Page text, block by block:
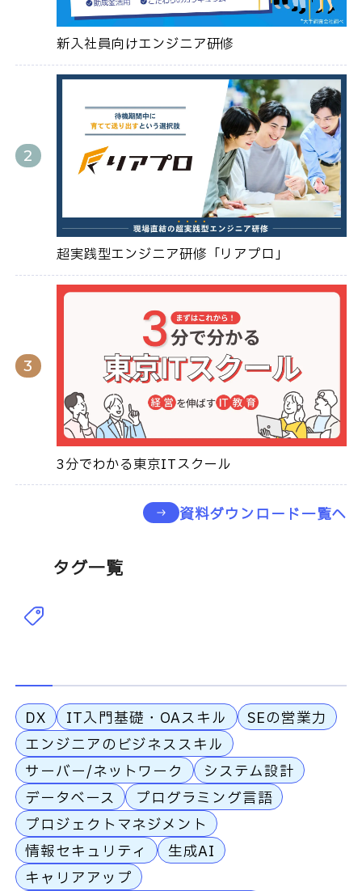
新入社員向けエンジニア研修
超実践型エンジニア研修「リアプロ」
3分でわかる東京ITスクール
資料ダウンロード一覧へ
タグ一覧
DX IT入門基礎・OAスキル
SEの営業力
エンジニアのビジネススキル
サーバー/ネットワーク
システム設計
データベース
プログラミング言語
プロジェクトマネジメント
情報セキュリティ
生成AI
キャリアアップ